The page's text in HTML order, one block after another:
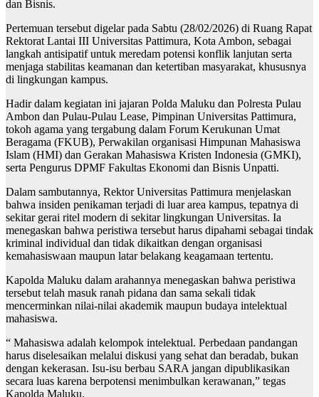
dan Bisnis.
Pertemuan tersebut digelar pada Sabtu (28/02/2026) di Ruang Rapat
Rektorat Lantai III Universitas Pattimura, Kota Ambon, sebagai
langkah antisipatif untuk meredam potensi konflik lanjutan serta
menjaga stabilitas keamanan dan ketertiban masyarakat, khususnya
di lingkungan kampus.
Hadir dalam kegiatan ini jajaran Polda Maluku dan Polresta Pulau
Ambon dan Pulau-Pulau Lease, Pimpinan Universitas Pattimura,
tokoh agama yang tergabung dalam Forum Kerukunan Umat
Beragama (FKUB), Perwakilan organisasi Himpunan Mahasiswa
Islam (HMI) dan Gerakan Mahasiswa Kristen Indonesia (GMKI),
serta Pengurus DPMF Fakultas Ekonomi dan Bisnis Unpatti.
Dalam sambutannya, Rektor Universitas Pattimura menjelaskan
bahwa insiden penikaman terjadi di luar area kampus, tepatnya di
sekitar gerai ritel modern di sekitar lingkungan Universitas. Ia
menegaskan bahwa peristiwa tersebut harus dipahami sebagai tindak
kriminal individual dan tidak dikaitkan dengan organisasi
kemahasiswaan maupun latar belakang keagamaan tertentu.
Kapolda Maluku dalam arahannya menegaskan bahwa peristiwa
tersebut telah masuk ranah pidana dan sama sekali tidak
mencerminkan nilai-nilai akademik maupun budaya intelektual
mahasiswa.
“ Mahasiswa adalah kelompok intelektual. Perbedaan pandangan
harus diselesaikan melalui diskusi yang sehat dan beradab, bukan
dengan kekerasan. Isu-isu berbau SARA jangan dipublikasikan
secara luas karena berpotensi menimbulkan kerawanan,” tegas
Kapolda Maluku.